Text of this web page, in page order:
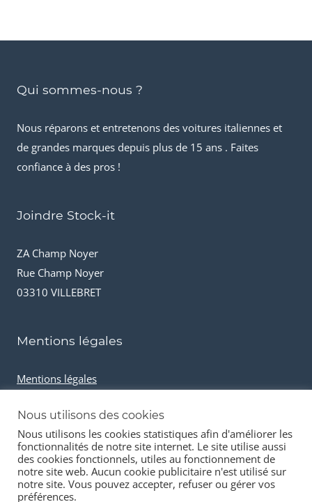
Qui sommes-nous ?
Nous réparons et entretenons des voitures italiennes et
de grandes marques depuis plus de 15 ans . Faites
confiance à des pros !
Joindre Stock-it
ZA Champ Noyer
Rue Champ Noyer
03310 VILLEBRET
Mentions légales
Mentions légales
Cookies et données personnelles
Nous utilisons des cookies
Nous utilisons les cookies statistiques afin d'améliorer les
fonctionnalités de notre site internet. Le site utilise aussi
des cookies fonctionnels, utiles au fonctionnement de
notre site web. Aucun cookie publicitaire n'est utilisé sur
notre site. Vous pouvez accepter, refuser ou gérer vos
préférences.